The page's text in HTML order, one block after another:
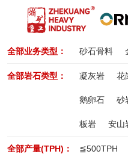
全部业务类型： 砂石骨料
全部岩石类型： 凝灰岩 花
鹅卵石 砂
板岩 安山
全部产量(TPH)： ≦500TPH